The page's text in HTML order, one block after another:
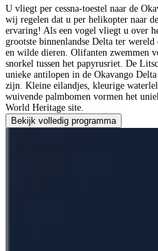
U vliegt per cessna-toestel naar de
wij regelen dat u per helikopter naar
ervaring! Als een vogel vliegt u over
grootste binnenlandse Delta ter
en wilde dieren. Olifanten zwemmen
snorkel tussen het papyrusriet. De
unieke antilopen in de Okavango
zijn. Kleine eilandjes, kleurige
wuivende palmbomen vormen het
World Heritage site.
Bekijk volledig programma